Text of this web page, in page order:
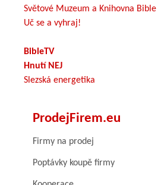
Světové Muzeum a Knihovna Bible
Uč se a vyhraj!
BibleTV
Hnutí NEJ
Slezská energetika
ProdejFirem.eu
Firmy na prodej
Poptávky koupě firmy